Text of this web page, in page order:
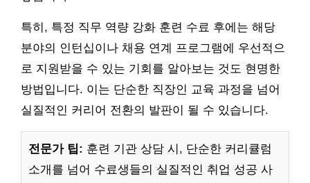
특히, 특정 직무 역량 강화 훈련 수료 후에는 해당
분야의 인턴십이나 채용 연계 프로그램에 우선적으
로 지원받을 수 있는 기회를 알아보는 것도 현명한
방법입니다. 이는 단순한 직장인 교육 과정을 넘어
실질적인 커리어 전환의 발판이 될 수 있습니다.
전문가 팁: 훈련 기관 상담 시, 단순한 커리큘럼
소개를 넘어 수료생들의 실질적인 취업 성공 사